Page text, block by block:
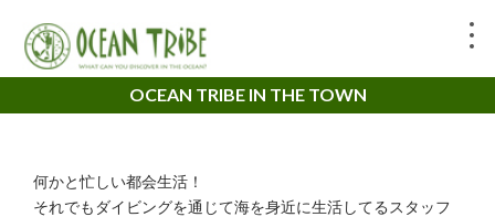
OCEAN TRIBE IN THE TOWN
何かと忙しい都会生活！
それでもダイビングを通じて海を身近に生活してるスタッフ